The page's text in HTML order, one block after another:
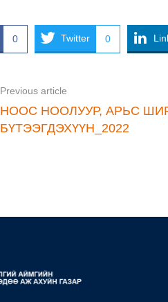
0 Twitter 0
Previous article
НООС НООЛУУР, АРЬС
БҮТЭЭГДЭХҮҮН_2022